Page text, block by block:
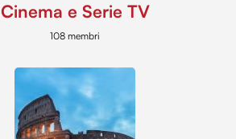
Cinema e Serie TV
108 membri